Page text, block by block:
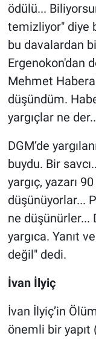
ödülü...
temizliyor" diye
bu davalardan
Ergenokon'dan
Mehmet
düşündüm.
yargıçlar ne
DGM’de
buydu. Bir
yargıç, yazarı
düşünüyorlar...
ne düşünürler...
yargıca. Yanıt
değil" dedi.
İvan İlyiç
İvan İlyiç’in
önemli bir yapıt
İlan
Kimdir
Koronavirüs
Kültür Sanat
Ne demişti
Nedir
Popüler
Spor